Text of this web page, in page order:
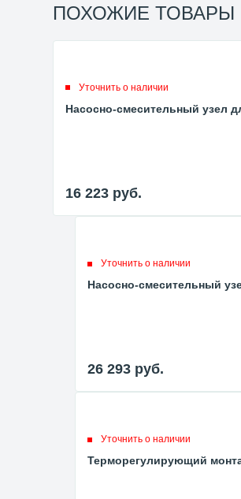
ПОХОЖИЕ ТОВАРЫ
Уточнить о наличии
Насосно-смесительный узел
16 223 руб.
Уточнить о наличии
Насосно-смесительный
26 293 руб.
Уточнить о наличии
Терморегулирующий